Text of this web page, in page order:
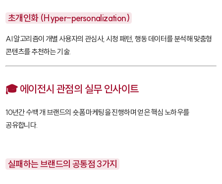
초개인화 (Hyper-personalization)
AI 알고리즘이 개별 사용자의 관심사, 시청 패턴, 행동 데이터를 분석해 맞춤형
콘텐츠를 추천하는 기술.
🎓 에이전시 관점의 실무 인사이트
10년간 수백 개 브랜드의 숏폼 마케팅을 진행하며 얻은 핵심 노하우를
공유합니다.
실패하는 브랜드의 공통점 3가지